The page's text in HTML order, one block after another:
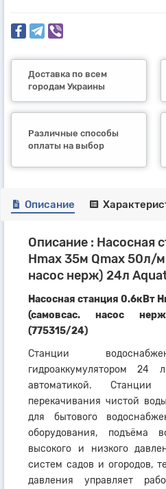
Доставка по всем
городам Украины
Различные способы
оплаты на выбор
Описание
Описание : Насосная
Hmax 35м Qmax 50л/
насос нерж) 24л
Насосная станция 0.6кВт
(самовсас. насос
(775315/24)
Станции
гидроаккумулятором 24
автоматикой. Станции
перекачивания чистой
для бытового
оборудования, подъёма
высокого и низкого
систем садов и огородов,
давления управляет